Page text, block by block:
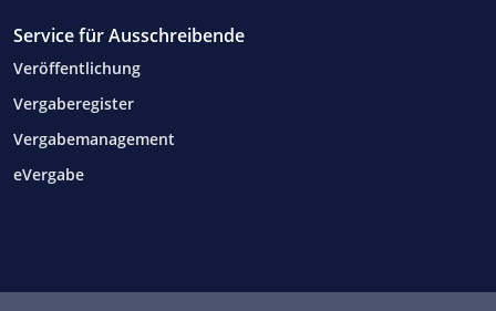
Service für Ausschreibende
Veröffentlichung
Vergaberegister
Vergabemanagement
eVergabe